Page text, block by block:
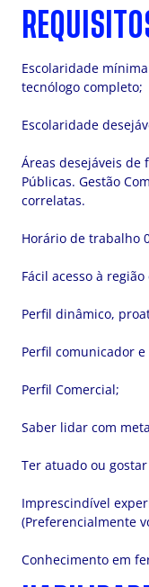
Escolaridade
tecnólogo completo;
Escolaridade
Áreas desejáveis de
Públicas. Gestão
correlatas.
Horário de trabalho
Fácil acesso à
Perfil dinâmico,
Perfil comunicador e
Perfil Comercial;
Saber lidar com
Ter atuado ou
Imprescindível
(Preferencialmente
Conhecimento em